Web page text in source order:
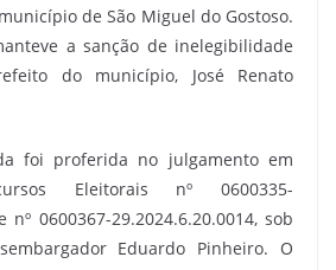
de São Miguel do Gostoso.
a sanção de inelegibilidade
do município, José Renato
foi proferida no julgamento em
Eleitorais nº 0600335-
nº 0600367-29.2024.6.20.0014, sob
Eduardo Pinheiro. O